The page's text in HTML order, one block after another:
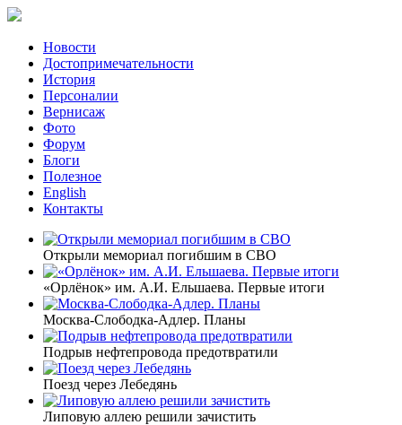
Новости
Достопримечательности
История
Персоналии
Вернисаж
Фото
Форум
Блоги
Полезное
English
Контакты
Открыли мемориал погибшим в СВО
«Орлёнок» им. А.И. Ельшаева. Первые итоги
Москва-Слободка-Адлер. Планы
Подрыв нефтепровода предотвратили
Поезд через Лебедянь
Липовую аллею решили зачистить